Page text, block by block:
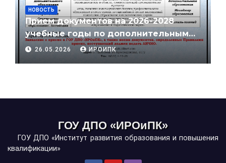
НОВОСТЬ
Прием документов на 2026-2028
учебные годы по дополнительным
профессиональным
образовательным программам
26.05.2026 ИРОИПК
ГОУ ДПО «ИРОиПК»
ГОУ ДПО «Институт развития образования и повышения
квалификации»